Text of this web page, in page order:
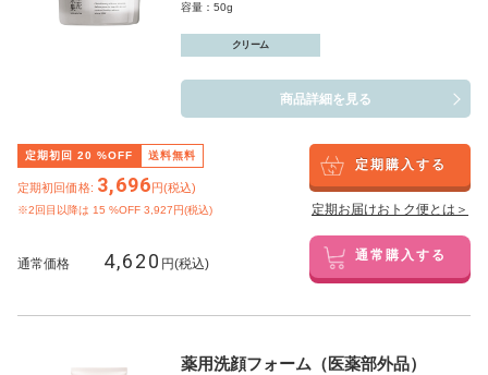
容量：50g
クリーム
商品詳細を見る
定期初回 20 %OFF 送料無料
定期初回価格: 3,696円(税込)
※2回目以降は 15 %OFF 3,927円(税込)
定期購入する
定期お届けおトク便とは＞
通常価格 4,620 円(税込) 通常購入する
薬用洗顔フォーム（医薬部外品）